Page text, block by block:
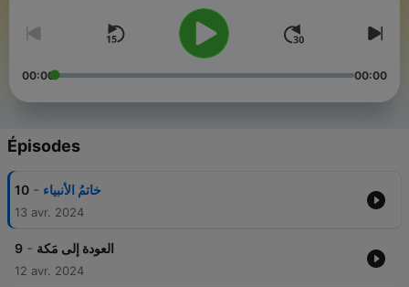
00:00 00:00
Épisodes
10 - خاتمُ الأنبياء
13 avr. 2024
9 - العودة إلى مَكة
12 avr. 2024